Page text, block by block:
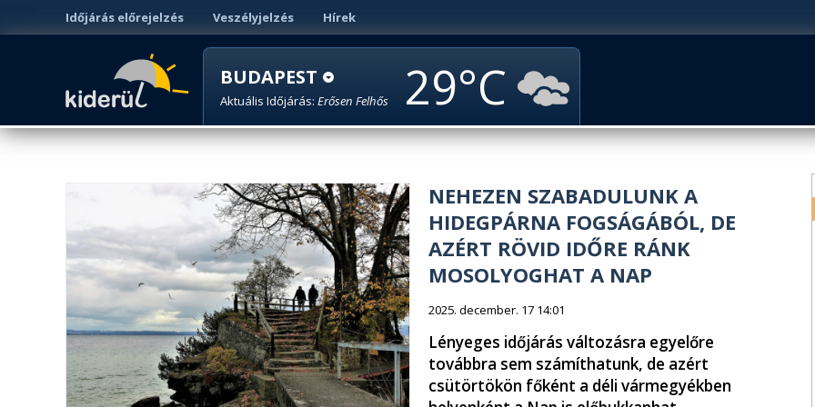
Időjárás előrejelzés Veszélyjelzés Hírek
BUDAPEST
Aktuális Időjárás: Erősen Felhős 29
NEHEZEN SZABADULUNK A
HIDEGPÁRNA FOGSÁGÁBÓL, DE
AZÉRT RÖVID IDŐRE RÁNK
MOSOLYOGHAT A NAP
2025. december. 17 14:01
Lényeges időjárás változásra egyelőre
továbbra sem számíthatunk, de azért
csütörtökön főként a déli vármegyékben